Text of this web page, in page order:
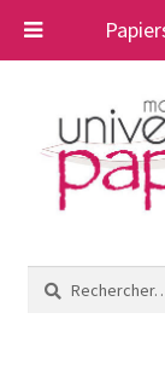
navigation
contenu
Rechercher :